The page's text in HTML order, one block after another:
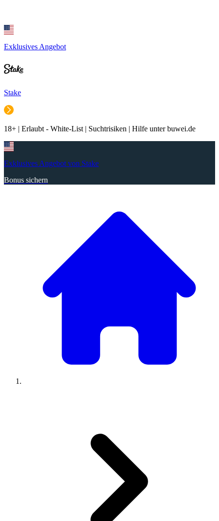
Exklusives Angebot
Stake
18+ | Erlaubt - White-List | Suchtrisiken | Hilfe unter buwei.de
Exklusives Angebot von Stake
Bonus sichern